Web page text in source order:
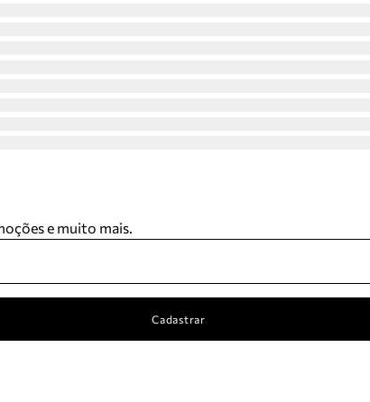
e muito mais.
Cadastrar